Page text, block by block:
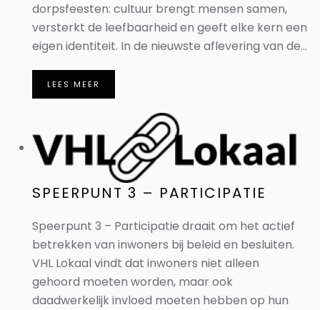
dorpsfeesten: cultuur brengt mensen samen,
versterkt de leefbaarheid en geeft elke kern een
eigen identiteit. In de nieuwste aflevering van de...
LEES MEER
SPEERPUNT 3 – PARTICIPATIE
Speerpunt 3 – Participatie draait om het actief
betrekken van inwoners bij beleid en besluiten.
VHL Lokaal vindt dat inwoners niet alleen
gehoord moeten worden, maar ook
daadwerkelijk invloed moeten hebben op hun